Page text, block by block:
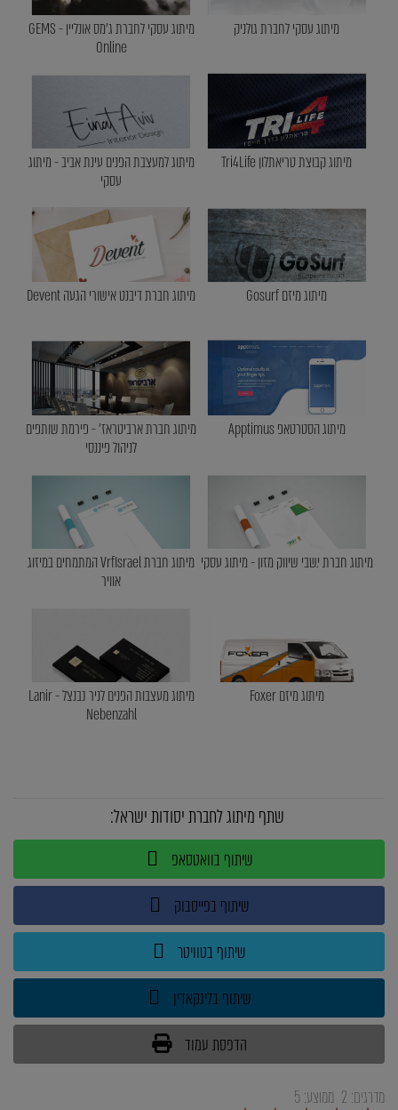
מיתוג עסקי לחברת גולניק
מיתוג עסקי לחברת ג'מס אונליין - GEMS
Online
מיתוג קבוצת טריאתלון Tri4Life
מיתוג למעצבת הפנים עינת אביב - מיתוג
עסקי
מיתוג מיזם Gosurf מיתוג חברת דיבנט אישורי הגעה Devent
מיתוג הסטרטאפ Apptimus
מיתוג חברת ארביטראז' - פירמת שותפים
לניהול פיננסי
מיתוג חברת י.שבי שיווק מזון - מיתוג עסקי
מיתוג חברת VrfIsrael המתמחים במיזוג
אוויר
מיתוג מיזם Foxer
מיתוג מעצבות הפנים לניר נבנצל - Lanir
Nebenzahl
שתף מיתוג לחברת יסודות ישראל:
שיתוף בוואטסאפ
שיתוף בפייסבוק
שיתוף בטוויטר
שיתוף בלינקאדין
הדפסת עמוד
מדרגים: 2 ממוצע:5